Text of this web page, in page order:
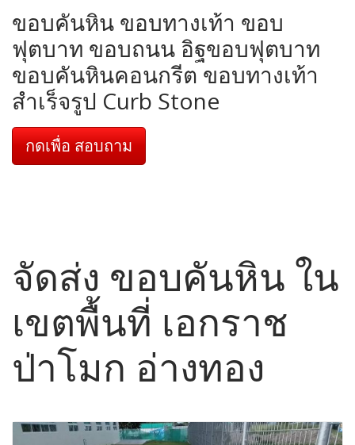
ขอบคันหิน ขอบทางเท้า ขอบ
ฟุตบาท ขอบถนน อิฐขอบฟุตบาท
ขอบคันหินคอนกรีต ขอบทางเท้า
สำเร็จรูป Curb Stone
กดเพื่อ สอบถาม
จัดส่ง ขอบคันหิน ใน
เขตพื้นที่ เอกราช
ป่าโมก อ่างทอง